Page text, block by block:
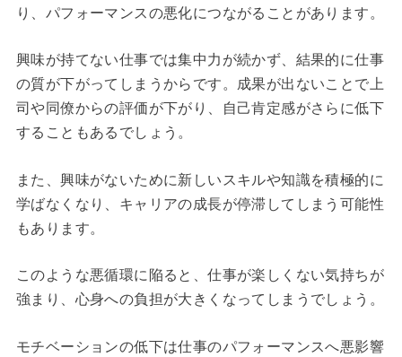
り、パフォーマンスの悪化につながることがあります。
興味が持てない仕事では集中力が続かず、結果的に仕事
の質が下がってしまうからです。成果が出ないことで上
司や同僚からの評価が下がり、自己肯定感がさらに低下
することもあるでしょう。
また、興味がないために新しいスキルや知識を積極的に
学ばなくなり、キャリアの成長が停滞してしまう可能性
もあります。
このような悪循環に陥ると、仕事が楽しくない気持ちが
強まり、心身への負担が大きくなってしまうでしょう。
モチベーションの低下は仕事のパフォーマンスへ悪影響